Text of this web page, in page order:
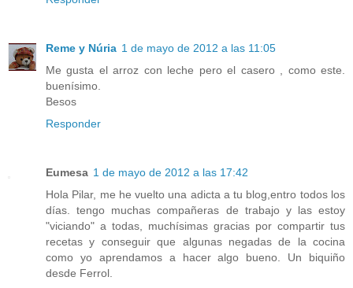
Reme y Núria 1 de mayo de 2012 a las 11:05
Me gusta el arroz con leche pero el casero , como este.
buenísimo.
Besos
Responder
Eumesa 1 de mayo de 2012 a las 17:42
Hola Pilar, me he vuelto una adicta a tu blog,entro todos los
días. tengo muchas compañeras de trabajo y las estoy
"viciando" a todas, muchísimas gracias por compartir tus
recetas y conseguir que algunas negadas de la cocina
como yo aprendamos a hacer algo bueno. Un biquiño
desde Ferrol.